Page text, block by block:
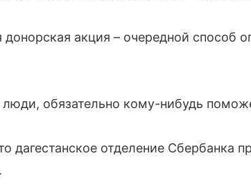
акция – очередной способ
обязательно кому-нибудь
дагестанское отделение Сбербанка